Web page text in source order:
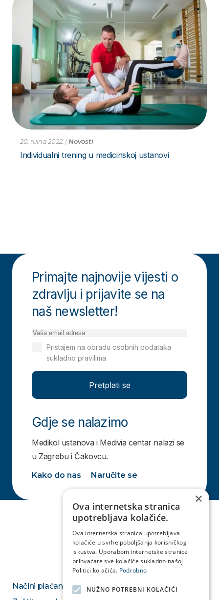
20. rujna 2022. |Novosti
Individualni trening u medicinskoj ustanovi
Primajte najnovije vijesti o
zdravlju i prijavite se na
naš newsletter!
Pretplati se
Pristajem na obradu osobnih podataka
sukladno pravilima
Gdje se nalazimo
Medikol ustanova i Medivia centar nalazi se
u Zagrebu i Čakovcu.
Kako do nas Naručite se
Načini plaćanja
×
Ova internetska stranica
upotrebljava kolačiće.
Ova internetska stranica upotrebljava
kolačiće u svrhe poboljšanja korisničkog
iskustva. Uporabom internetske stranice
prihvaćate sve kolačiće sukladno našoj
Politici kolačića. Podrobno
NUŽNO POTREBNI KOLAČIĆI